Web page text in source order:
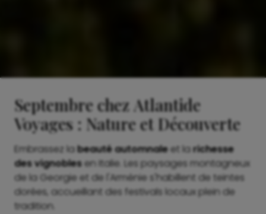
Septembre chez Atlantide
Voyages : Nature et Découverte
Embrassez labeauté automnaleet larichesse
des vignoblesen Italie. Les paysages montagneux
de la Georgie et de l'Arménie s'habillent de teintes
dorées, accueillant des festivals locaux plein de
tradition.